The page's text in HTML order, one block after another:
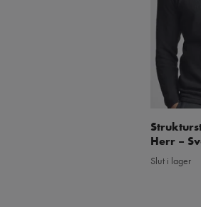
Herr –
Slut i lager